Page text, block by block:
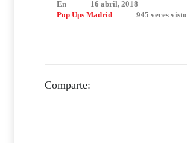
En
16 abril, 2018
Pop Ups Madrid
945 veces visto
Comparte: